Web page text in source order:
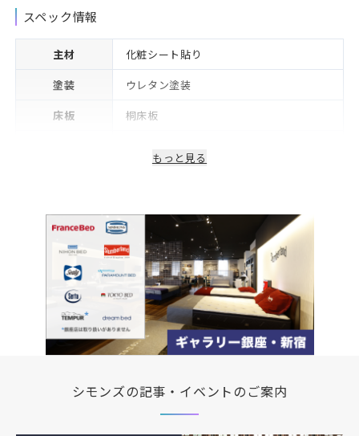
スペック情報
主材
化粧シート貼り
塗装
ウレタン塗装
床板
桐床板
もっと見る
シモンズの記事・イベントのご案内